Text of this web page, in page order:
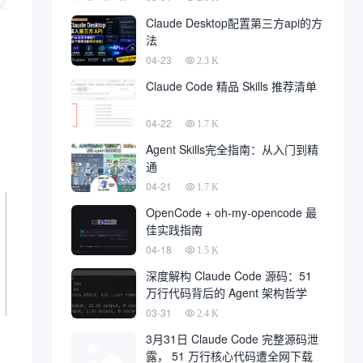
Claude Desktop配置第三方api的方
法
04-23 2.3 K
Claude Code 精品 Skills 推荐清单
04-22 1.7 K
Agent Skills完全指南：从入门到精
通
04-21 1.7 K
OpenCode + oh-my-opencode 最
佳实践指南
04-18 1.5 K
深度解构 Claude Code 源码：51
万行代码背后的 Agent 架构哲学
03-31 2.4 K
3月31日 Claude Code 完整源码泄
露， 51 万行核心代码遭全网下载